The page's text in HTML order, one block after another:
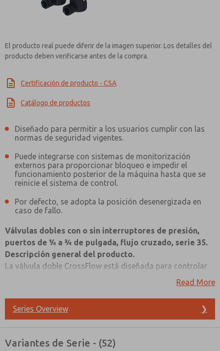
El producto real puede diferir de la imagen superior. Los detalles del
producto deben verificarse antes de la compra.
Certificación de producto - CSA
Catálogo de productos
Diseñado para permitir a los usuarios cumplir con las
normas de seguridad vigentes.
Puede integrarse con sistemas de monitorización
externos para proporcionar bloqueo e impedir el
funcionamiento posterior de la máquina hasta que se
reinicie el sistema de control.
Por defecto, se adopta la posición desenergizada en
caso de fallo.
Válvulas dobles con o sin interruptores de presión,
puertos de ¼ a ¾ de pulgada, flujo cruzado, serie 35.
Descripción general del producto.
La válvula doble CrossFlow está diseñada para controlar
los mecanismos de embrague/freno en prensas de
sistemas de bloqueo alternativos para el aislamiento de
energía, sistemas de sujeción de carga para prensas con
seguridad de categoría 3 y 4.
Consulte los enlaces laterales y inferiores para acceder
Read More
Series Overview ❯
Variantes de Serie - (52)
¿Método de Contacto Preferido?